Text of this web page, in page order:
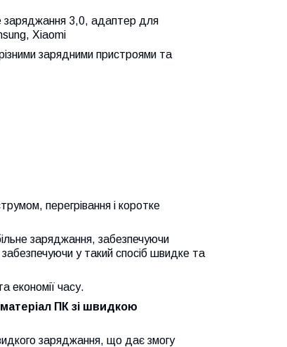
3,0, адаптер для
Xiaomi
зарядними пристроями та
перегрівання і коротке
заряджання, забезпечуючи
у такий спосіб швидке та
економії часу.
ПК зі швидкою
заряджання, що дає змогу